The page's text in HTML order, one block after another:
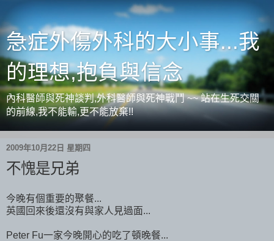
急症外傷外科的大小事...我
的理想,抱負與信念
內科醫師與死神談判,外科醫師與死神戰鬥 ~~ 站在生死交關
的前線,我不能輸,更不能放棄!!
2009年10月22日 星期四
不愧是兄弟
今晚有個重要的聚餐...
英國回來後還沒有與家人見過面...
Peter Fu一家今晚開心的吃了頓晚餐...